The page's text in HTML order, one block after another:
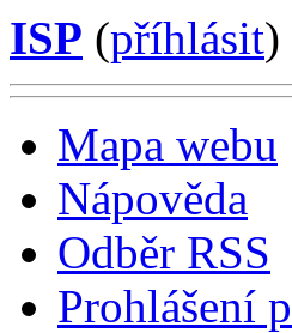
ISP (příhlásit)
Mapa webu
Nápověda
Odběr RSS
Prohlášení